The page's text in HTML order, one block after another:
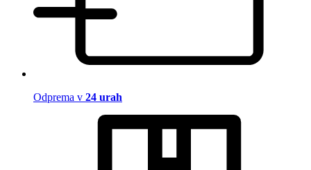
Odprema v 24 urah